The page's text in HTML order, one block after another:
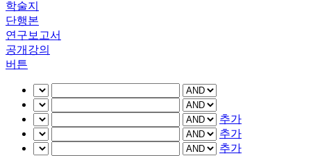
학술지
단행본
연구보고서
공개강의
버튼
추가
추가
추가